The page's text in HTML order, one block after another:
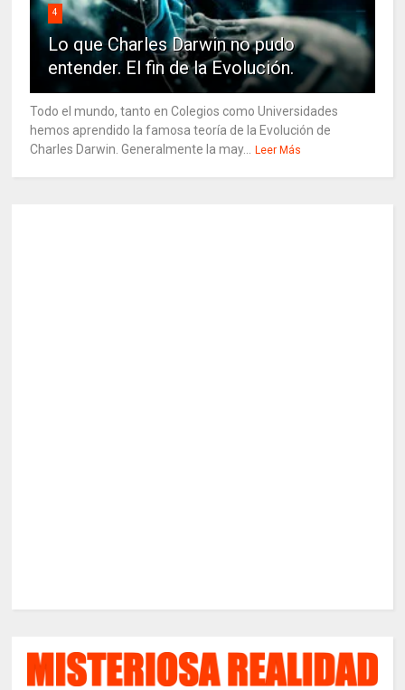
4
Lo que Charles Darwin no pudo
entender. El fin de la Evolución.
Todo el mundo, tanto en Colegios como Universidades
hemos aprendido la famosa teoría de la Evolución de
Charles Darwin. Generalmente la may... Leer Más